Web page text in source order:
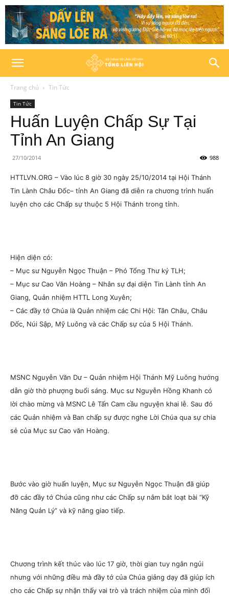
Trang chủ Tin Tức
Tin Tức
Huấn Luyện Chấp Sự Tại
Tỉnh An Giang
27/10/2014 988
HTTLVN.ORG – Vào lúc 8 giờ 30 ngày 25/10/2014 tại Hội Thánh
Tin Lành Châu Đốc– tỉnh An Giang đã diễn ra chương trình huấn
luyện cho các Chấp sự thuộc 5 Hội Thánh trong tỉnh.
Hiện diện có:
– Mục sư Nguyễn Ngọc Thuận – Phó Tổng Thư ký TLH;
– Mục sư Cao Văn Hoàng – Nhân sự đại diện Tin Lành tỉnh An
Giang, Quản nhiệm HTTL Long Xuyên;
– Các đầy tớ Chúa là Quản nhiệm các Chi Hội: Tân Châu, Châu
Đốc, Núi Sập, Mỹ Luông và các Chấp sự của 5 Hội Thánh.
MSNC Nguyễn Văn Dư – Quản nhiệm Hội Thánh Mỹ Luông hướng
dẫn giờ thờ phượng buổi sáng. Mục sư Nguyễn Hồng Khanh có
lời chào mừng và MSNC Lê Tấn Cam cầu nguyện khai lễ. Sau đó
các Quản nhiệm và Ban chấp sự được nghe Lời Chúa qua sự chia
sẻ của Mục sư Cao văn Hoàng.
Bước vào giờ huấn luyện, Mục sư Nguyễn Ngọc Thuận đã giúp
đỡ các đầy tớ Chúa cũng như các Chấp sự nắm bắt loạt bài “Kỹ
Năng Quản Lý” và kỹ năng giao tiếp.
Chương trình kết thúc vào lúc 17 giờ, thời gian tuy ngắn ngủi
nhưng với những điều mà đầy tớ của Chúa giảng dạy đã giúp ích
cho các Chấp sự nhận thấy vai trò và trách nhiệm của mình đối